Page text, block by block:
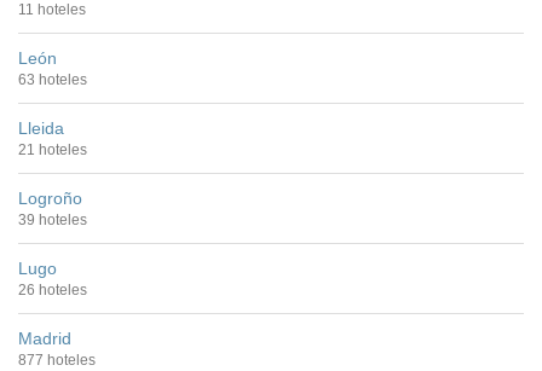
11 hoteles
León
63 hoteles
Lleida
21 hoteles
Logroño
39 hoteles
Lugo
26 hoteles
Madrid
877 hoteles